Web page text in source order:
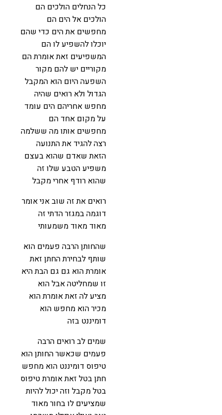
כל הנחלים הולכים הם
הולכים אל הים הם
מחפשים את הים כדי שהם
יוכלו להשפיע לו הם
המשפיעים זאת אומרת הם
מקוריים יש להם מקור
השפעה היום הוא המקבל
הגדול ולא רואים שהיה
מחפש אחריהם הים עומד
על מקום אחד הם
מחפשים אותו מה ששלמה
רצה להגיד את התנועה
הזאת שאדם שהוא בעצם
משפיע הטבע שלו זה
שהוא רודף אחרי מקבל
רואים את זה שוב אני אומר
דוגמה במגזר הדתי זה
מאוד מאוד משמעותי
שהחותן הרבה פעמים הוא
שותף לבחירת החתן זאת
אומרת הוא גם גם הבת היא
זו שמחליטה אבל הוא
מציע לה זאת אומרת הוא
מכיר הוא מחפש הוא
דומיננט בזה
שמים לב רואים הרבה
פעמים שכאשר החותן הוא
טיפוס דומיננט הוא מחפש
חתן בטל זאת אומרת טיפוס
בטל מקבל וזה יכול להיות
שמציעים לו בחור מאוד